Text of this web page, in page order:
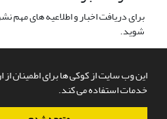
این وب سایت از کوکی ها برای اطمینان از
خدمات استفاده می کند.
برای دریافت اخبار و اطلاعیه های
شوید.